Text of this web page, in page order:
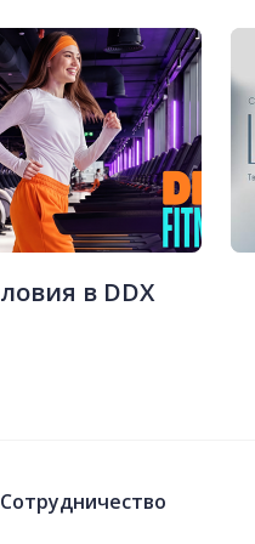
в DDX
Сотрудничество